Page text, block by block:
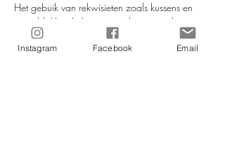
Het gebuik van rekwisieten zoals kussens en
yoga-blokken helpen en ondersteunen het
lichaam in deze les.
Instagram Facebook Email